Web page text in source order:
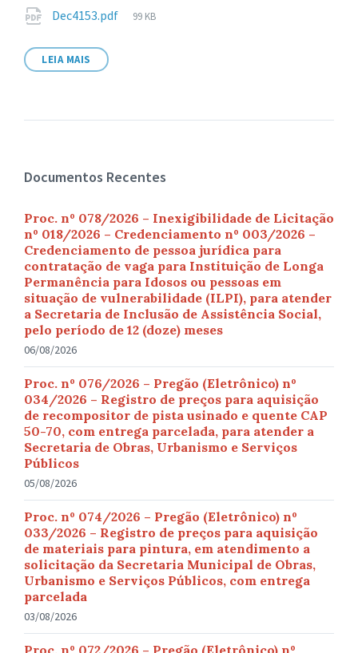
Anexos
Dec4153.pdf
Tamanho
99 KB
LEIA MAIS
Documentos Recentes
Proc. nº 078/2026 – Inexigibilidade de Licitação
nº 018/2026 – Credenciamento nº 003/2026 –
Credenciamento de pessoa jurídica para
contratação de vaga para Instituição de Longa
Permanência para Idosos ou pessoas em
situação de vulnerabilidade (ILPI), para atender
a Secretaria de Inclusão de Assistência Social,
pelo período de 12 (doze) meses
06/08/2026
Proc. nº 076/2026 – Pregão (Eletrônico) nº
034/2026 – Registro de preços para aquisição
de recompositor de pista usinado e quente CAP
50-70, com entrega parcelada, para atender a
Secretaria de Obras, Urbanismo e Serviços
Públicos
05/08/2026
Proc. nº 074/2026 – Pregão (Eletrônico) nº
033/2026 – Registro de preços para aquisição
de materiais para pintura, em atendimento a
solicitação da Secretaria Municipal de Obras,
Urbanismo e Serviços Públicos, com entrega
parcelada
03/08/2026